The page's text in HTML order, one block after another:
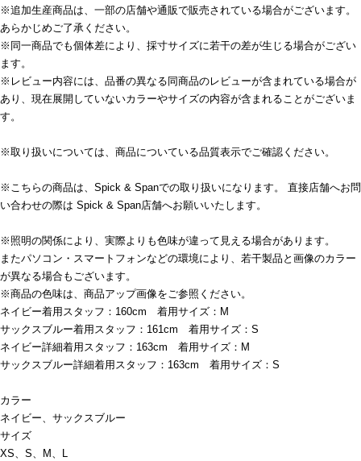
※追加生産商品は、一部の店舗や通販で販売されている場合がございます。
あらかじめご了承ください。
※同一商品でも個体差により、採寸サイズに若干の差が生じる場合がござい
ます。
※レビュー内容には、品番の異なる同商品のレビューが含まれている場合が
あり、現在展開していないカラーやサイズの内容が含まれることがございま
す。
※取り扱いについては、商品についている品質表示でご確認ください。
※こちらの商品は、Spick & Spanでの取り扱いになります。 直接店舗へお問
い合わせの際は Spick & Span店舗へお願いいたします。
※照明の関係により、実際よりも色味が違って見える場合があります。
またパソコン・スマートフォンなどの環境により、若干製品と画像のカラー
が異なる場合もございます。
※商品の色味は、商品アップ画像をご参照ください。
ネイビー着用スタッフ：160cm 着用サイズ：M
サックスブルー着用スタッフ：161cm 着用サイズ：S
ネイビー詳細着用スタッフ：163cm 着用サイズ：M
サックスブルー詳細着用スタッフ：163cm 着用サイズ：S
カラー
ネイビー、サックスブルー
サイズ
XS、S、M、L